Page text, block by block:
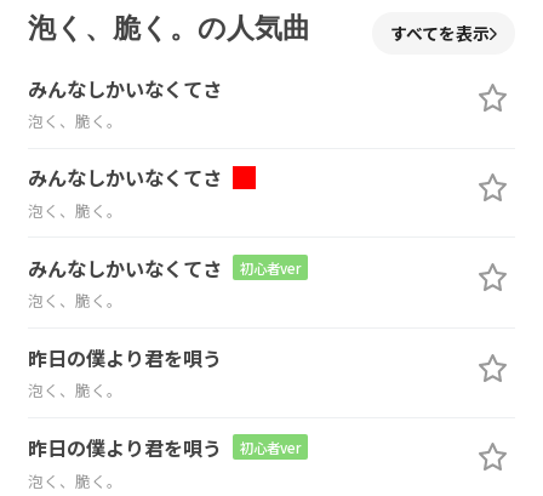
泡く、脆く。の人気曲 すべてを表示
みんなしかいなくてさ
泡く、脆く。
みんなしかいなくてさ
泡く、脆く。
みんなしかいなくてさ 初心者ver
泡く、脆く。
昨日の僕より君を唄う
泡く、脆く。
昨日の僕より君を唄う 初心者ver
泡く、脆く。